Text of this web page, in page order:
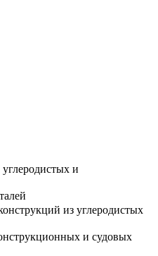
и
из углеродистых
и судовых